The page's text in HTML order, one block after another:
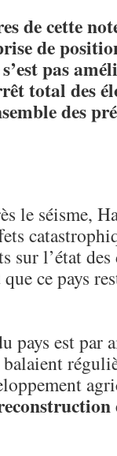
de cette
de
pas
total des
des
le séisme,
sur l’état
ce pays
pays est par